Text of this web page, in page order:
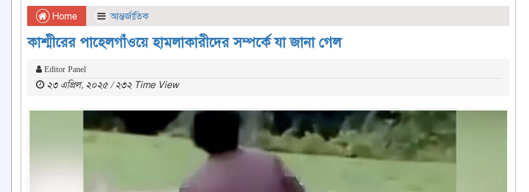
Home আন্তর্জাতিক
কাশ্মীরের পাহেলগাঁওয়ে হামলাকারীদের সম্পর্কে যা জানা গেল
Editor Panel
২৩ এপ্রিল, ২০২৫ / ২৩২ Time View